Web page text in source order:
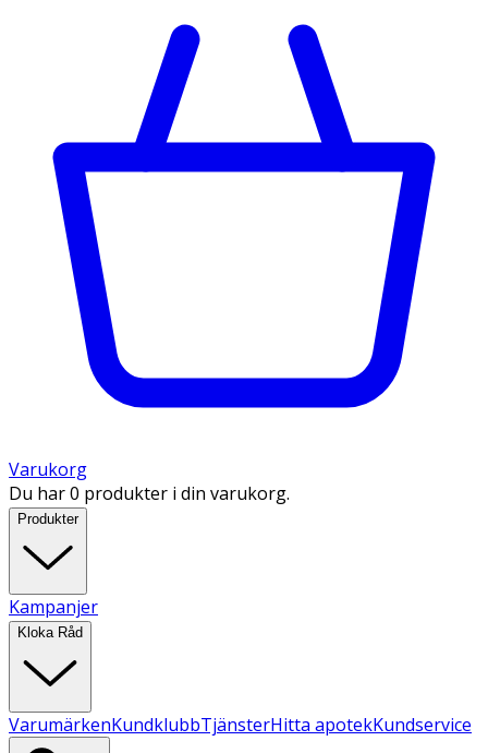
Varukorg
Du har 0 produkter i din varukorg.
Produkter
Kampanjer
Kloka Råd
VarumärkenKundklubbTjänsterHitta apotekKundservice